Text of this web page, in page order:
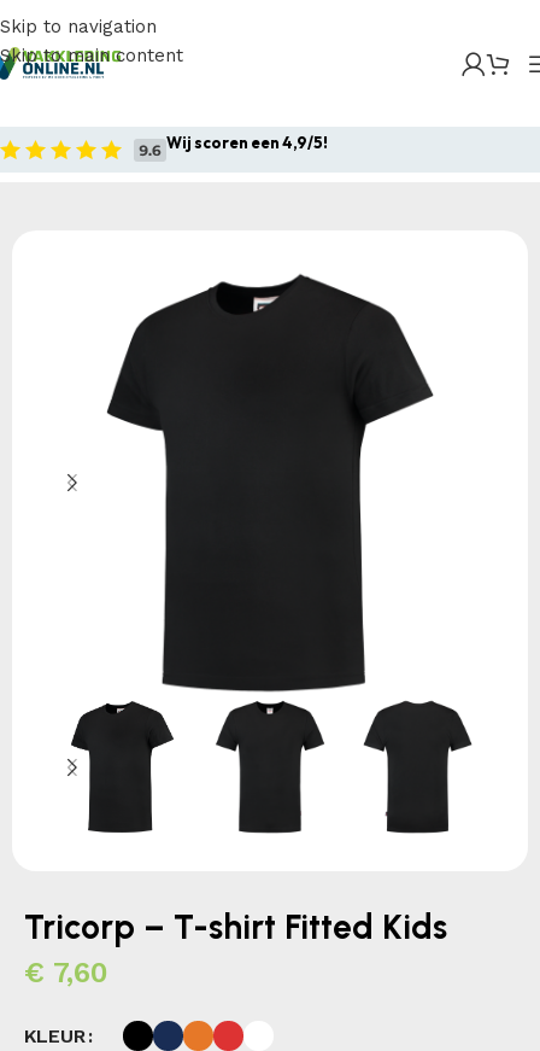
Skip to navigation
Skip to main content
Wij scoren een 4,9/5!
shirts/Tricorp – T-shirt Fitted Kids
Tricorp – T-shirt Fitted Kids
€ 7,60
KLEUR